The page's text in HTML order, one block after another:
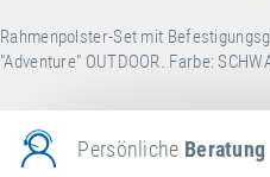
Rahmenpolster-Set mit
"Adventure" OUTDOOR. Farbe:
Persönliche Beratung